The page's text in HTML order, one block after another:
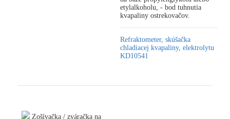
etylalkoholu, - bod tuhnutia
kvapaliny ostrekovačov.
Refraktometer, skúšačka
chladiacej kvapaliny, elektrolytu
KD10541
Zošívačka / zváračka na